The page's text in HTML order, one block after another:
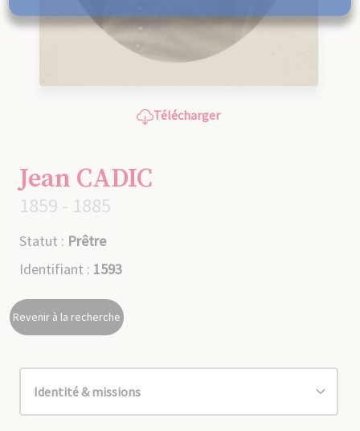
Télécharger
Jean CADIC
1859 - 1885
Statut : Prêtre
Identifiant : 1593
Revenir à la recherche